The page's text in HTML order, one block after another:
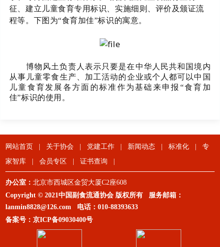
征、建立儿童食育专用标识、实施细则、评价及颁证流
程等。下图为“食育加佳”标识的寓意。
博物风土负责人 表示只要是在中华人民共和国境内
从事儿童零食生产、加工活动的企业或个人都可以中国
儿童食育发展各方面的标准作为基础来申报 “食育加
佳”标识的使用。
网站首页 关于协会 党建工作 新闻动态 标准化
专
家智库
会员专区 证书查询
办公室：北京市西城区金贸大厦C2座608
Copyright © 2021中国副食流通协会 版权所有 服务邮箱：
lanmin8828@126.com 电话：010-88393633
备案号：京ICP备09030400号